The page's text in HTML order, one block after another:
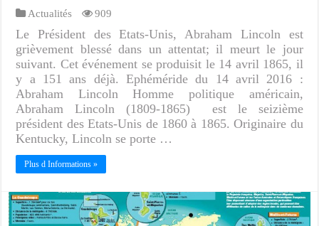
Actualités 909
Le Président des Etats-Unis, Abraham Lincoln est
grièvement blessé dans un attentat; il meurt le jour
suivant. Cet événement se produisit le 14 avril 1865, il
y a 151 ans déjà. Ephéméride du 14 avril 2016 :
Abraham Lincoln Homme politique américain,
Abraham Lincoln (1809-1865) est le seizième
président des Etats-Unis de 1860 à 1865. Originaire du
Kentucky, Lincoln se porte …
Plus d Informations »